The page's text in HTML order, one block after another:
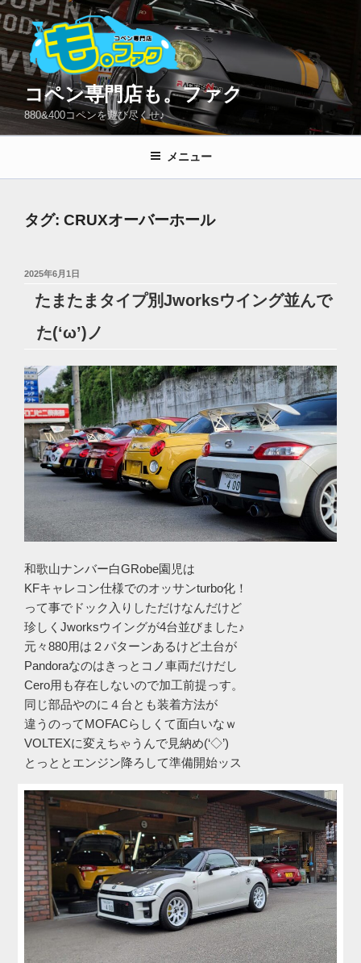
コ
ン
テ
ン
へ
ス
プ
コペン専門店も。ファク
880&400コペンを遊び尽くせ♪
メニュー
タグ: CRUXオーバーホール
投
2025年6月1日
たまたまタイプ別Jworksウイング並んで
た(‘ω’)ノ
和歌山ナンバー白GRobe園児は
KFキャレコン仕様でのオッサンturbo化！
って事でドック入りしただけなんだけど
珍しくJworksウイングが4台並びました♪
元々880用は２パターンあるけど土台が
Pandoraなのはきっとコノ車両だけだし
Cero用も存在しないので加工前提っす。
同じ部品やのに４台とも装着方法が
違うのってMOFACらしくて面白いなｗ
VOLTEXに変えちゃうんで見納め(‘◇’)ゞ
とっととエンジン降ろして準備開始ッス